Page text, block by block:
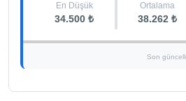
En Düşük
34.500 ₺
Ortalama
38.262 ₺
Son